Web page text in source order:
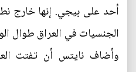
أحد على بيجي. إنها خارج
الجنسيات في العراق طوال
وأضاف نايتس أن تفتت